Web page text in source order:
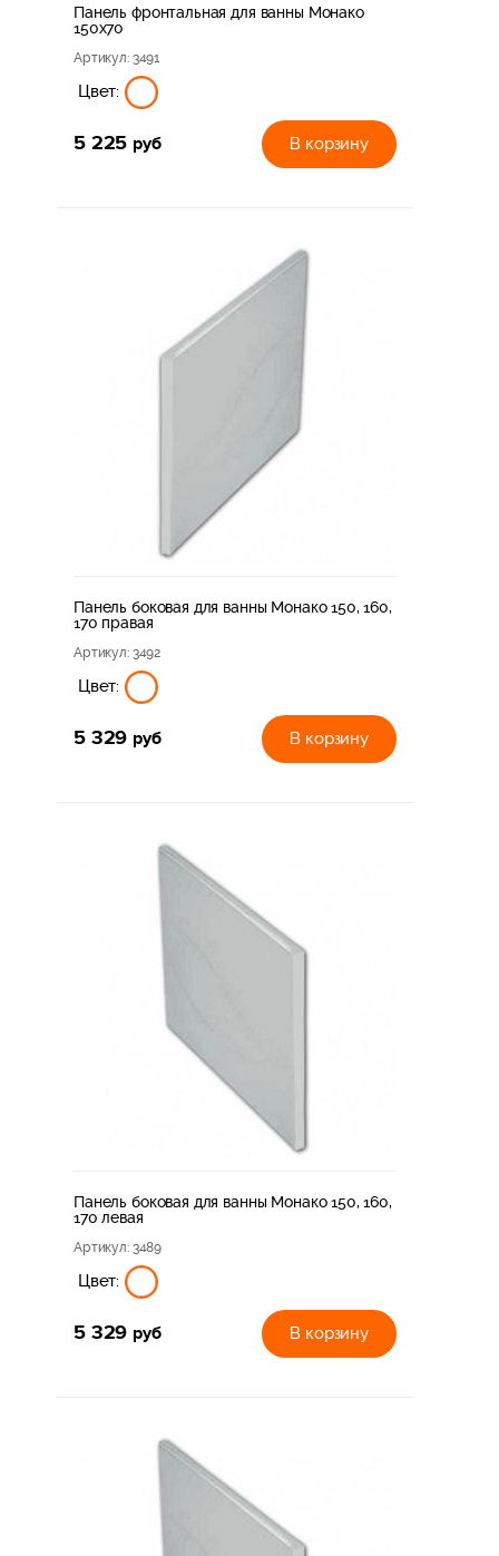
Панель фронтальная для ванны Монако
150х70
Артикул: 3491
Цвет:
5 225 руб В корзину
Панель боковая для ванны Монако 150, 160,
170 правая
Артикул: 3492
Цвет:
5 329 руб В корзину
Панель боковая для ванны Монако 150, 160,
170 левая
Артикул: 3489
Цвет:
5 329 руб В корзину